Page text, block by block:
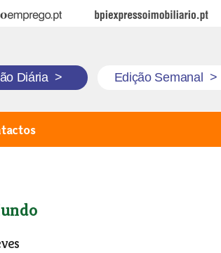
BPI Expresso Imobiliário
Diária > Edição Semanal >